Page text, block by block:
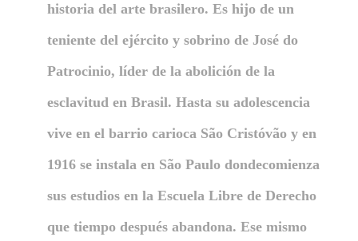
historia del arte brasilero. Es hijo de un
teniente del ejército y sobrino de José do
Patrocinio, líder de la abolición de la
esclavitud en Brasil. Hasta su adolescencia
vive en el barrio carioca São Cristóvão y en
1916 se instala en São Paulo dondecomienza
sus estudios en la Escuela Libre de Derecho
que tiempo después abandona. Ese mismo